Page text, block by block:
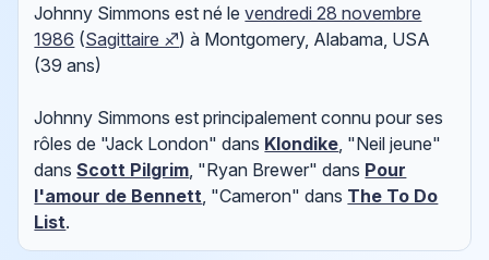
Johnny Simmons est né levendredi 28 novembre
1986 (Sagittaire ♐) à Montgomery, Alabama, USA
(39 ans)
Johnny Simmons est principalement connu pour ses
rôles de "Jack London" dans Klondike, "Neil jeune"
dansScott Pilgrim, "Ryan Brewer" dans Pour
l'amour de Bennett, "Cameron" dans The To Do
List.